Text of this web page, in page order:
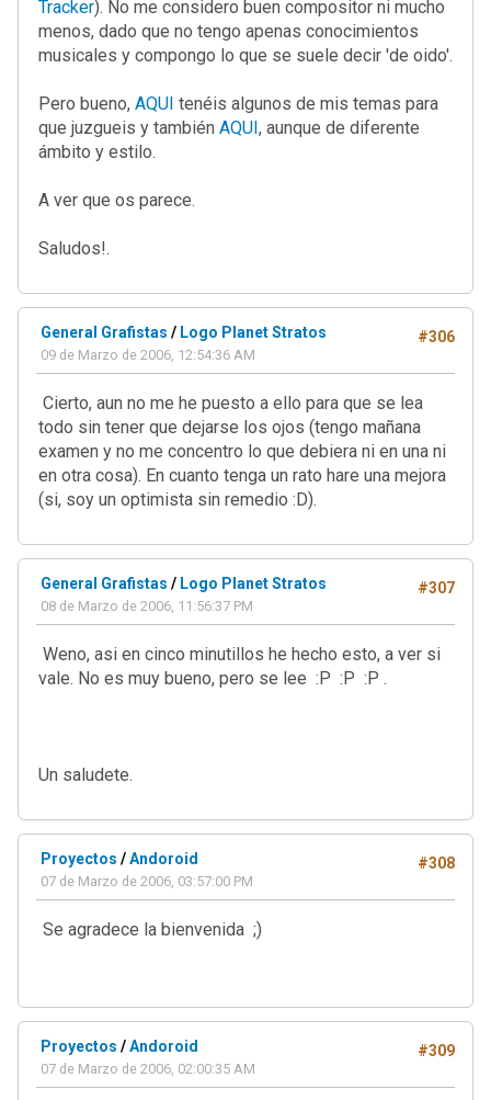
Tracker). No me considero buen compositor ni mucho
menos, dado que no tengo apenas conocimientos
musicales y compongo lo que se suele decir 'de oido'.
Pero bueno, AQUI tenéis algunos de mis temas para
que juzgueis y también AQUI, aunque de diferente
ámbito y estilo.
A ver que os parece.
Saludos!.
#306
General Grafistas / Logo Planet Stratos
09 de Marzo de 2006, 12:54:36 AM
Cierto, aun no me he puesto a ello para que se lea
todo sin tener que dejarse los ojos (tengo mañana
examen y no me concentro lo que debiera ni en una ni
en otra cosa). En cuanto tenga un rato hare una mejora
(si, soy un optimista sin remedio :D).
#307
General Grafistas / Logo Planet Stratos
08 de Marzo de 2006, 11:56:37 PM
Weno, asi en cinco minutillos he hecho esto, a ver si
vale. No es muy bueno, pero se lee :P :P :P .
Un saludete.
#308
Proyectos /Andoroid
07 de Marzo de 2006, 03:57:00 PM
Se agradece la bienvenida ;)
#309
Proyectos /Andoroid
07 de Marzo de 2006, 02:00:35 AM